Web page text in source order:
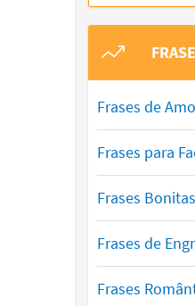
Frases de
Frases para
Frases Bonitas
Frases de
Frases